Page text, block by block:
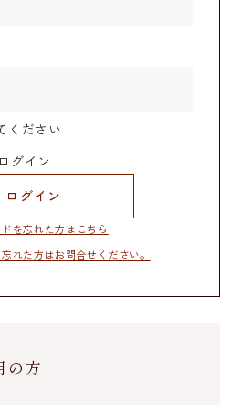
ください
グイン
ログイン
を忘れた方はこちら
れた方はお問合せください。
の方